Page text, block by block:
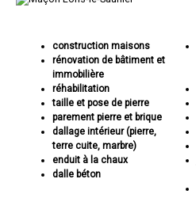
construction maisons
rénovation de bâtiment et
immobilière
réhabilitation
taille et pose de pierre
parement pierre et brique
dallage intérieur (pierre,
terre cuite, marbre)
enduit à la chaux
dalle béton